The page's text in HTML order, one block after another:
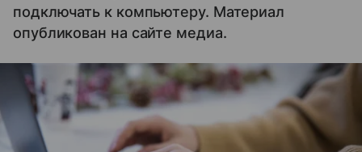
подключать к компьютеру. Материал
опубликован на сайте медиа.